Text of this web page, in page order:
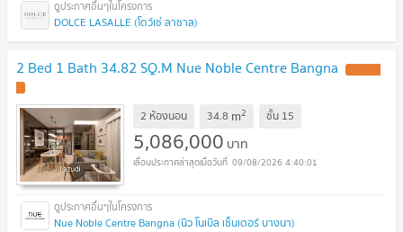
DOLCE LASALLE (โดว์เช่ ลาซาล)
2 Bed 1 Bath 34.82 SQ.M Nue Noble Centre Bangna
2 ห้องนอน 34.8 m2 ชั้น 15
5,086,000 บาท
09/08/2026 4:40:01
Nue Noble Centre Bangna (นิว โนเบิล เซ็นเตอร์ บางนา)